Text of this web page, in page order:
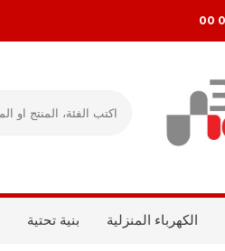
الكهرباء المنزلية بنية تحتية